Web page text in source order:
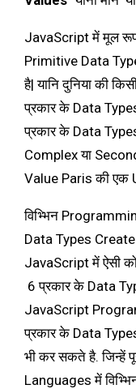
JavaScript में मूल रूप
Primitive Data
है| यानि दुनिया की
प्रकार के Data
प्रकार के Data
Complex या
Value Paris की एक
विभ्भिन
Data Types Create
JavaScript में ऐसी
6 प्रकार के Data
JavaScript
प्रकार के Data Types
भी कर सकते है. जिन्हें
Languages में